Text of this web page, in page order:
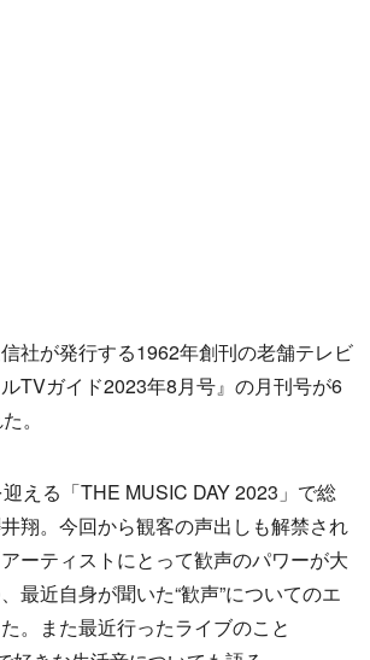
社が発行する1962年創刊の老舗テレビ
TVガイド2023年8月号』の月刊号が6
。
える「THE MUSIC DAY 2023」で総
翔。今回から観客の声出しも解禁され
ーティストにとって歓声のパワーが大
最近自身が聞いた“歓声”についてのエ
。また最近行ったライブのこと